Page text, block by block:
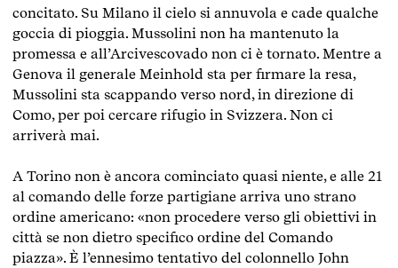
concitato. Su Milano il cielo si annuvola e cade qualche
goccia di pioggia. Mussolini non ha mantenuto la
promessa e all’Arcivescovado non ci è tornato. Mentre a
Genova il generale Meinhold sta per firmare la resa,
Mussolini sta scappando verso nord, in direzione di
Como, per poi cercare rifugio in Svizzera. Non ci
arriverà mai.
A Torino non è ancora cominciato quasi niente, e alle 21
al comando delle forze partigiane arriva uno strano
ordine americano: «non procedere verso gli obiettivi in
città se non dietro specifico ordine del Comando
piazza». È l’ennesimo tentativo del colonnello John